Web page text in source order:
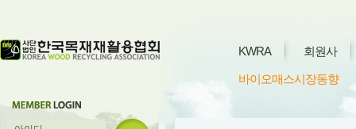
KWRA 회원사
바이오매스시장동향